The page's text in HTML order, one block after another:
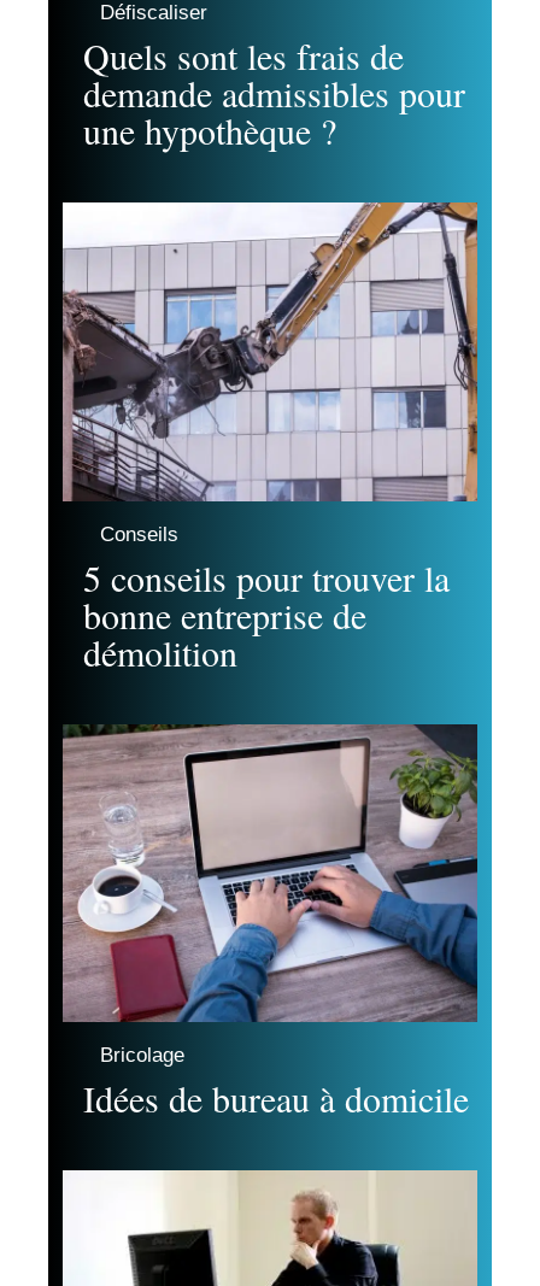
Défiscaliser
Quels sont les frais de
demande admissibles pour
une hypothèque ?
Conseils
5 conseils pour trouver la
bonne entreprise de
démolition
Bricolage
Idées de bureau à domicile